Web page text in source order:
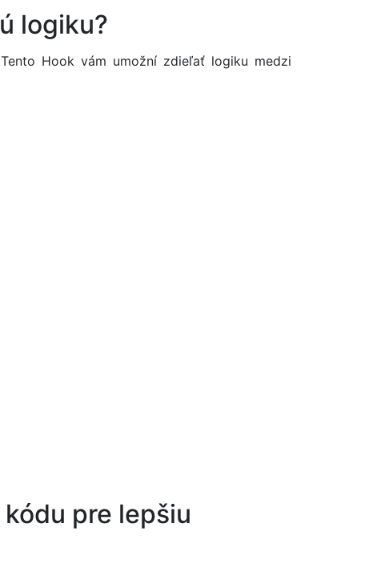
logiku?
Hook vám umožní zdieľať logiku medzi
pre lepšiu